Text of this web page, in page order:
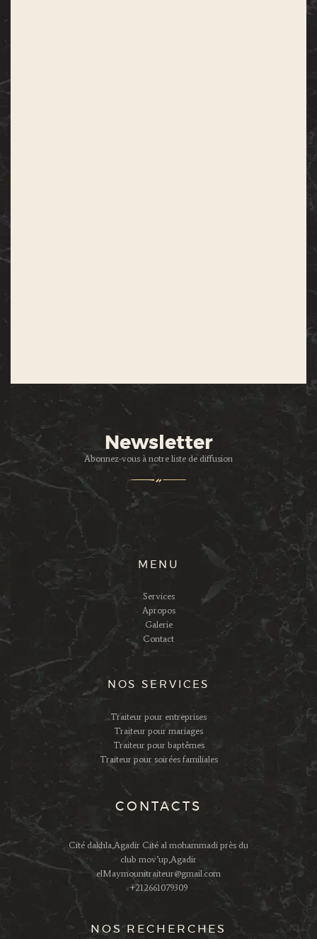
Newsletter
Abonnez-vous à notre liste de diffusion
MENU
Services
Apropos
Galerie
Contact
NOS SERVICES
Traiteur pour entreprises
Traiteur pour mariages
Traiteur pour baptêmes
Traiteur pour soirées familiales
CONTACTS
Cité dakhla,Agadir Cité al mohammadi près du
club mov’up,Agadir
elMaymounitraiteur@gmail.com
+212661079309
NOS RECHERCHES